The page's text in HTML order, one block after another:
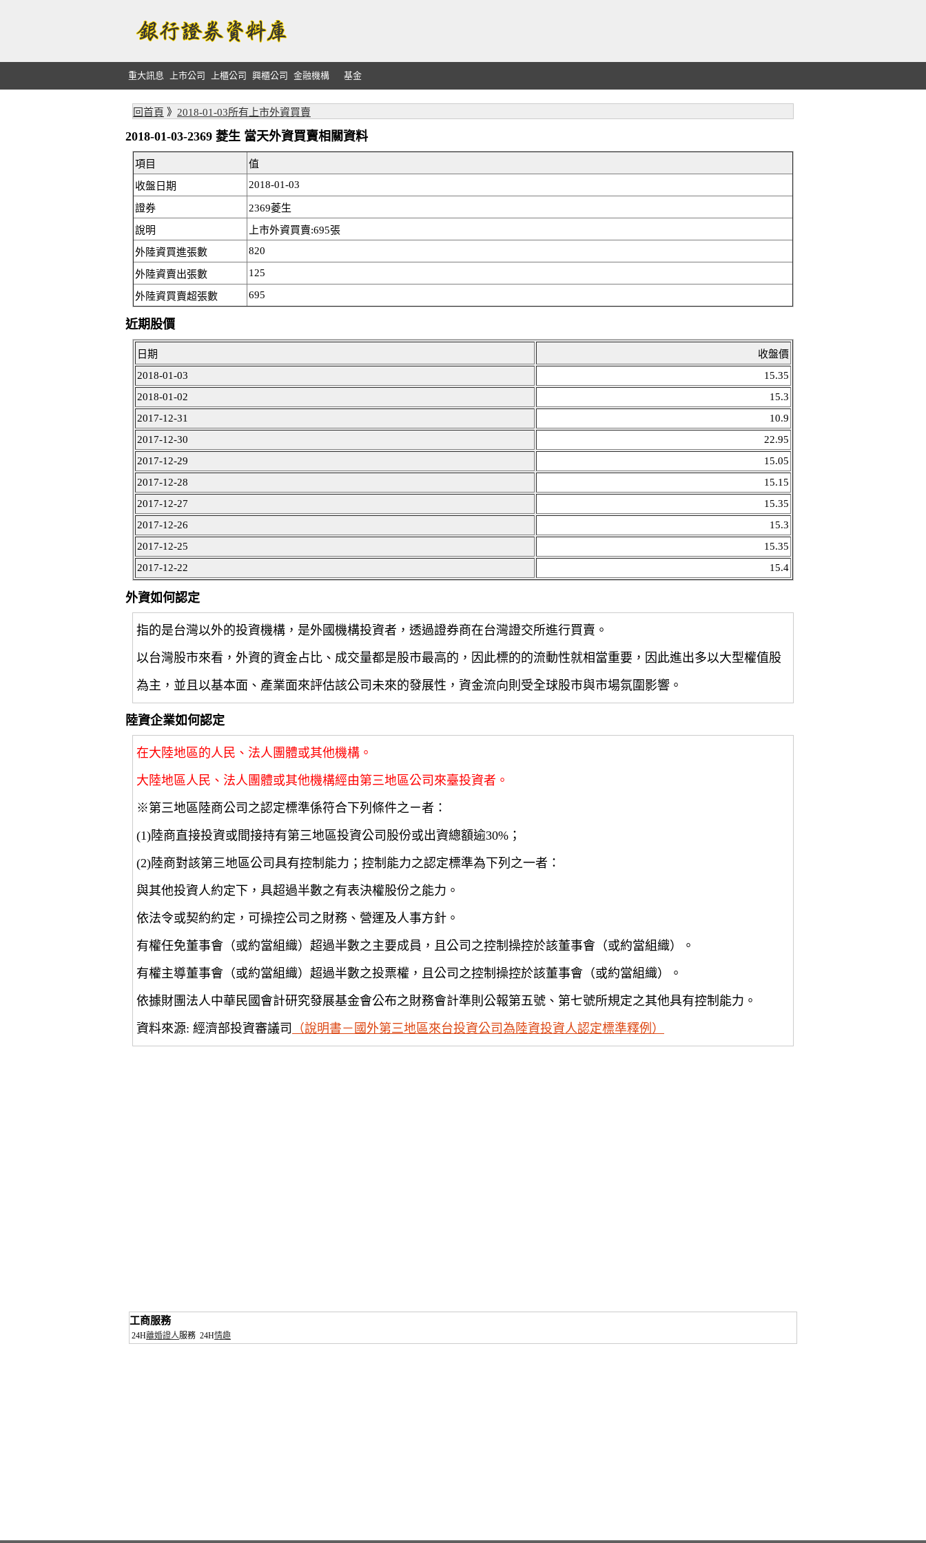
重大訊息 上市公司 上櫃公司 興櫃公司 金融機構 基金
回首頁 》 2018-01-03所有上市外資買賣
2018-01-03-2369 菱生 當天外資買賣相關資料
項目
值
收盤日期
2018-01-03
證券
2369菱生
說明
上市外資買賣:695張
外陸資買進張數
820
外陸資賣出張數 125
外陸資買賣超張數 695
近期股價
日期
收盤價
2018-01-03
15.35
2018-01-02
15.3
2017-12-31
10.9
2017-12-30
22.95
2017-12-29
15.05
2017-12-28
15.15
2017-12-27
15.35
2017-12-26
15.3
2017-12-25
15.35
2017-12-22
15.4
外資如何認定
指的是台灣以外的投資機構，是外國機構投資者，透過證券商在台灣證交所進行買賣。
以台灣股市來看，外資的資金占比、成交量都是股市最高的，因此標的的流動性就相當重要，因此進出多以大型權值股
為主，並且以基本面、產業面來評估該公司未來的發展性，資金流向則受全球股市與市場氛圍影響。
陸資企業如何認定
在大陸地區的人民、法人團體或其他機構。
大陸地區人民、法人團體或其他機構經由第三地區公司來臺投資者。
※第三地區陸商公司之認定標準係符合下列條件之ㄧ者：
(1)陸商直接投資或間接持有第三地區投資公司股份或出資總額逾30%；
(2)陸商對該第三地區公司具有控制能力；控制能力之認定標準為下列之一者：
與其他投資人約定下，具超過半數之有表決權股份之能力。
依法令或契約約定，可操控公司之財務、營運及人事方針。
有權任免董事會（或約當組織）超過半數之主要成員，且公司之控制操控於該董事會（或約當組織）。
有權主導董事會（或約當組織）超過半數之投票權，且公司之控制操控於該董事會（或約當組織）。
依據財團法人中華民國會計研究發展基金會公布之財務會計準則公報第五號、第七號所規定之其他具有控制能力。
資料來源: 經濟部投資審議司
（說明書－國外第三地區來台投資公司為陸資投資人認定標準釋例）
工商服務
24H離婚證人服務 24H情趣